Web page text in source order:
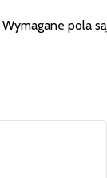
Wymagane pola są